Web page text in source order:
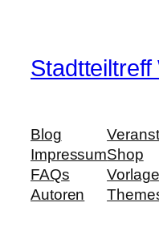
Stadtteiltreff
Blog
Impressum
FAQs
Autoren
Shop